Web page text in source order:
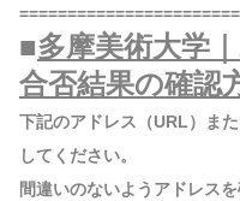
■多摩美術大学
合否結果の確認
下記のアドレス（URL）ま
してください。
間違いのないようアドレス